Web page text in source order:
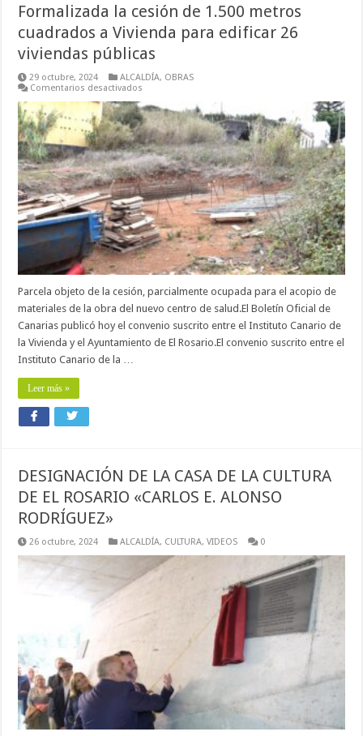
Formalizada la cesión de 1.500 metros
cuadrados a Vivienda para edificar 26
viviendas públicas
29 octubre, 2024 ALCALDÍA, OBRAS
Comentarios desactivados
la
cesión
de
1.500
metros
cuadrados
a
Vivienda
para
edificar
26
viviendas
públicas
Parcela objeto de la cesión, parcialmente ocupada para el acopio de
materiales de la obra del nuevo centro de salud.El Boletín Oficial de
Canarias publicó hoy el convenio suscrito entre el Instituto Canario de
la Vivienda y el Ayuntamiento de El Rosario.El convenio suscrito entre el
Instituto Canario de la …
Leer más »
DESIGNACIÓN DE LA CASA DE LA CULTURA
DE EL ROSARIO «CARLOS E. ALONSO
RODRÍGUEZ»
26 octubre, 2024 ALCALDÍA, CULTURA,VIDEOS 0